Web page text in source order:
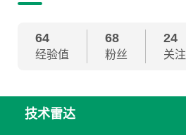
64
经验值
68
粉丝
24
关注
技术雷达